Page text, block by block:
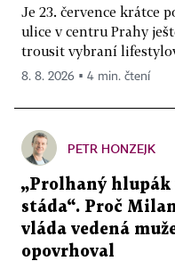
Je 23. července krátce
ulice v centru Prahy
trousit vybraní
8. 8. 2026 ▪ 4 min. čtení
PETR HONZEJK
„Prolhaný hlupák
stáda“. Proč
vláda vedená
opovrhoval